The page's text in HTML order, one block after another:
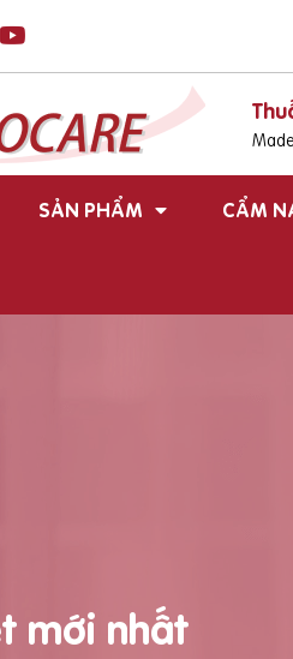
SẢN PHẨM CẨM
mới nhất